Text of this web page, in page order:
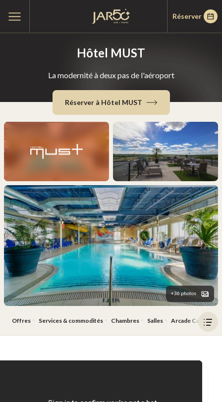
au
contenumenu
Réserver
Hôtel MUST
La modernité à deux pas de l'aéroport
Réserver à Hôtel MUST
+36 photos
Offres Services & commodités Chambres Salles Arcade Carie
le